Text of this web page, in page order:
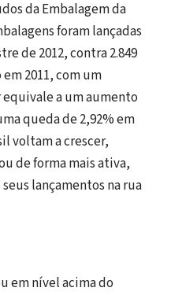
da Embalagem da
foram lançadas
de 2012, contra 2.849
2011, com um
equivale a um aumento
queda de 2,92% em
voltam a crescer,
de forma mais ativa,
lançamentos na rua
em nível acima do